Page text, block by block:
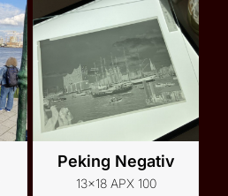
Peking Negativ
13x18 APX 100